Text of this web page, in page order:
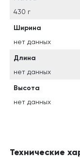
430 г
Ширина
нет данных
Длина
нет данных
Высота
нет данных
Технические